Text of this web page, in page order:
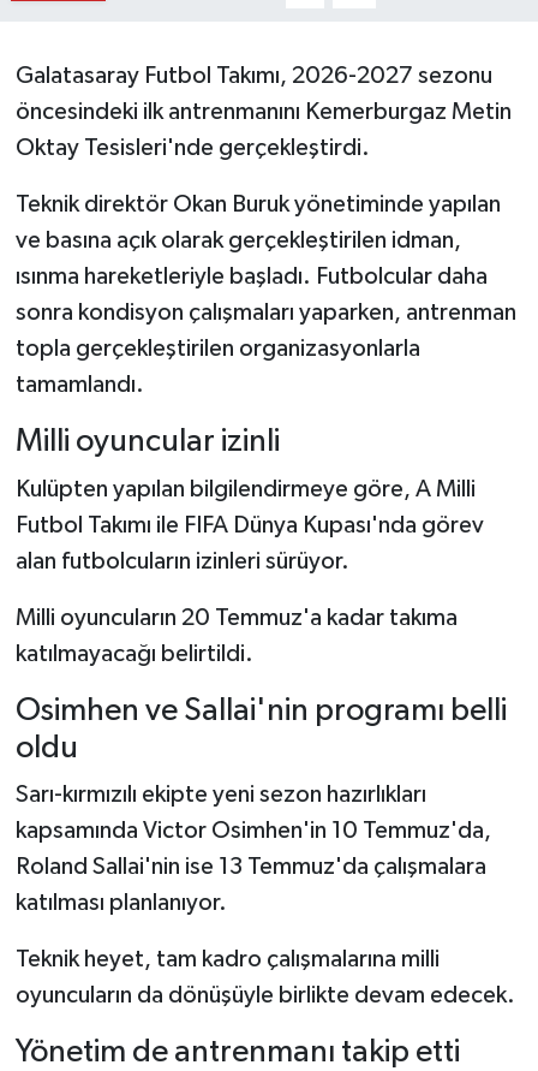
Galatasaray Futbol Takımı, 2026-2027 sezonu
öncesindeki ilk antrenmanını Kemerburgaz Metin
Oktay Tesisleri'nde gerçekleştirdi.
Teknik direktör Okan Buruk yönetiminde yapılan
ve basına açık olarak gerçekleştirilen idman,
ısınma hareketleriyle başladı. Futbolcular daha
sonra kondisyon çalışmaları yaparken, antrenman
topla gerçekleştirilen organizasyonlarla
tamamlandı.
Milli oyuncular izinli
Kulüpten yapılan bilgilendirmeye göre, A Milli
Futbol Takımı ile FIFA Dünya Kupası'nda görev
alan futbolcuların izinleri sürüyor.
Milli oyuncuların 20 Temmuz'a kadar takıma
katılmayacağı belirtildi.
Osimhen ve Sallai'nin programı belli
oldu
Sarı-kırmızılı ekipte yeni sezon hazırlıkları
kapsamında Victor Osimhen'in 10 Temmuz'da,
Roland Sallai'nin ise 13 Temmuz'da çalışmalara
katılması planlanıyor.
Teknik heyet, tam kadro çalışmalarına milli
oyuncuların da dönüşüyle birlikte devam edecek.
Yönetim de antrenmanı takip etti
Merkez Haberleri
Pınarbaşı Haberleri
Seydiler Haberleri
Taşköprü Haberleri
Ulusal Haberler
Siyaset Haberleri
Dünya Haberleri
Haber Arşivi